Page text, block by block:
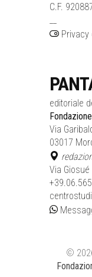
C.F.
Privacy
editoriale
Via
03017
Via
©